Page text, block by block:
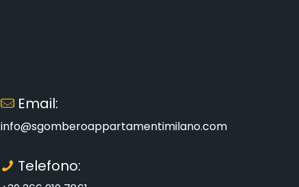
Email:
info@sgomberoappartamentimilano.com
Telefono: